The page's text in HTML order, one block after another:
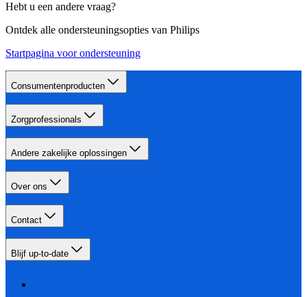
Hebt u een andere vraag?
Ontdek alle ondersteuningsopties van Philips
Startpagina voor ondersteuning
Consumentenproducten
Zorgprofessionals
Andere zakelijke oplossingen
Over ons
Contact
Blijf up-to-date